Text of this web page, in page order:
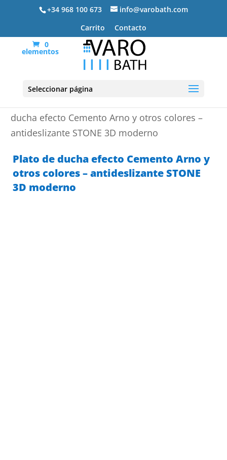
+34 968 100 673
info@varobath.com
Carrito
Contacto
0
elementos
Seleccionar página
ducha efecto Cemento Arno y otros colores –
antideslizante STONE 3D moderno
Plato de ducha efecto Cemento Arno y
otros colores – antideslizante STONE
3D moderno